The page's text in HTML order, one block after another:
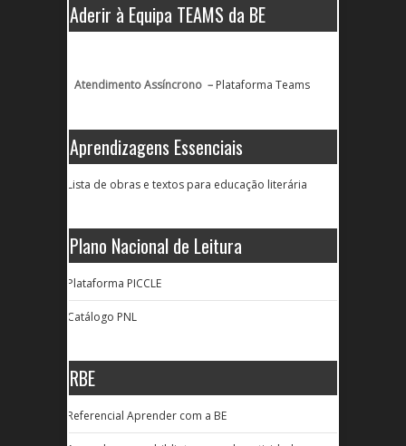
Aderir à Equipa TEAMS da BE
Atendimento Assíncrono – Plataforma Teams
Aprendizagens Essenciais
Lista de obras e textos para educação literária
Plano Nacional de Leitura
Plataforma PICCLE
Catálogo PNL
RBE
Referencial Aprender com a BE